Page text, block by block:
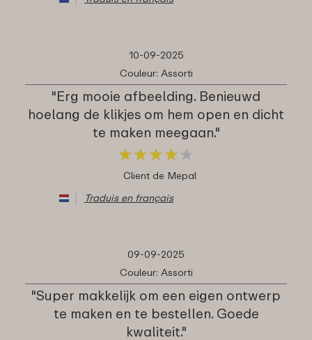
10-09-2025
Couleur: Assorti
"Erg mooie afbeelding. Benieuwd
hoelang de klikjes om hem open en dicht
te maken meegaan."
★★★★ ★
★★★★ ★
Client de Mepal
Traduis en français
09-09-2025
Couleur: Assorti
"Super makkelijk om een eigen ontwerp
te maken en te bestellen. Goede
kwaliteit."